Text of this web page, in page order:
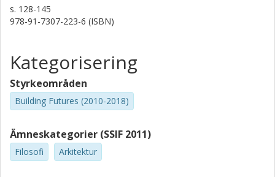
s. 128-145
978-91-7307-223-6 (ISBN)
Kategorisering
Styrkeområden
Building Futures (2010-2018)
Ämneskategorier (SSIF 2011)
Filosofi Arkitektur